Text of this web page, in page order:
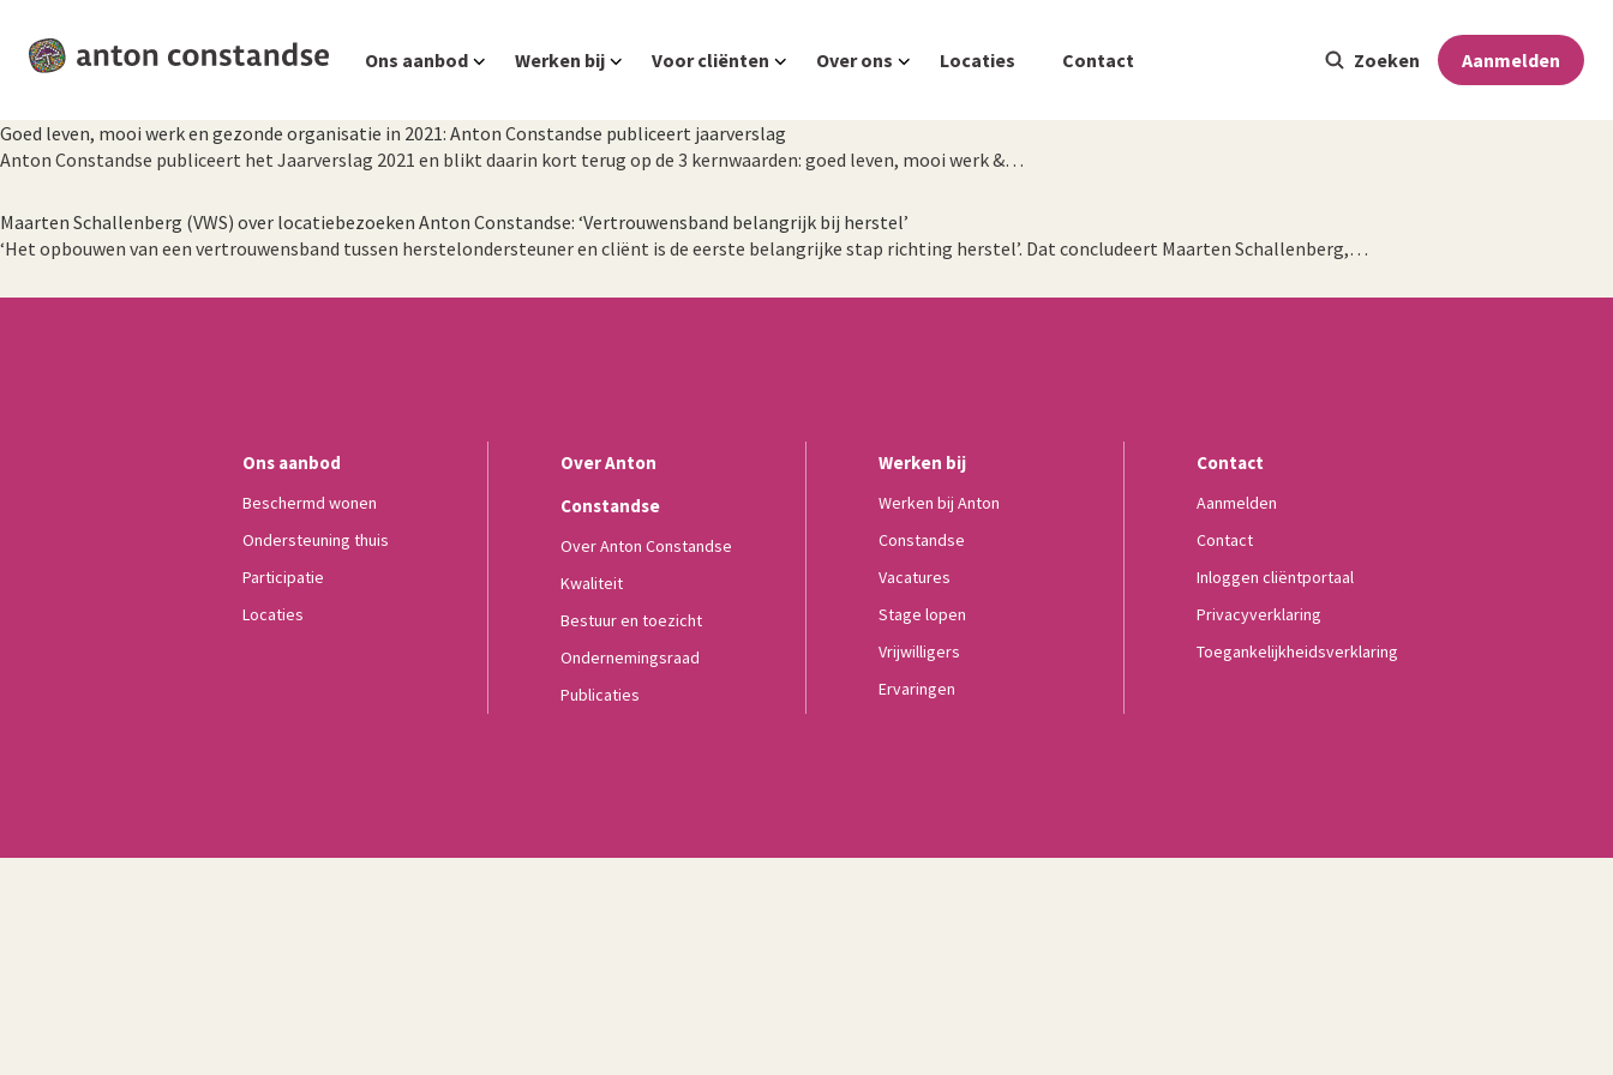
naar
Ons aanbod Werken bij Voor cliënten Over ons Locaties Contact Zoeken Aanmelden
Goed leven, mooi werk en gezonde organisatie in 2021: Anton Constandse publiceert jaarverslag
Anton Constandse publiceert het Jaarverslag 2021 en blikt daarin kort terug op de 3 kernwaarden: goed leven, mooi werk &…
Maarten Schallenberg (VWS) over locatiebezoeken Anton Constandse: ‘Vertrouwensband belangrijk bij herstel’
‘Het opbouwen van een vertrouwensband tussen herstelondersteuner en cliënt is de eerste belangrijke stap richting herstel’. Dat concludeert Maarten Schallenberg,…
Ons aanbod
Beschermd wonen
Ondersteuning thuis
Participatie
Locaties
Over Anton
Constandse
Over Anton Constandse
Kwaliteit
Bestuur en toezicht
Ondernemingsraad
Publicaties
Werken bij
Werken bij Anton
Constandse
Vacatures
Stage lopen
Vrijwilligers
Ervaringen
Contact
Aanmelden
Contact
Inloggen cliëntportaal
Privacyverklaring
Toegankelijkheidsverklaring